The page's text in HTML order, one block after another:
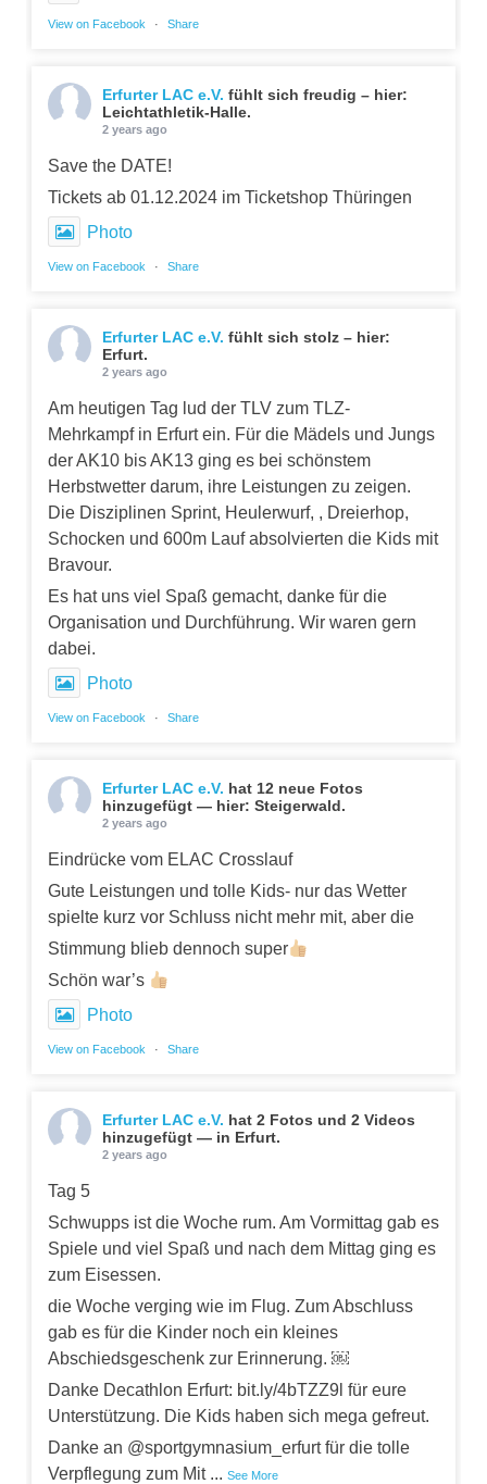
View on Facebook · Share
Erfurter LAC e.V. fühlt sich freudig – hier:
Leichtathletik-Halle.
2 years ago
Save the DATE!
Tickets ab 01.12.2024 im Ticketshop Thüringen
Photo
View on Facebook · Share
Erfurter LAC e.V. fühlt sich stolz – hier:
Erfurt.
2 years ago
Am heutigen Tag lud der TLV zum TLZ-
Mehrkampf in Erfurt ein. Für die Mädels und Jungs
der AK10 bis AK13 ging es bei schönstem
Herbstwetter darum, ihre Leistungen zu zeigen.
Die Disziplinen Sprint, Heulerwurf, , Dreierhop,
Schocken und 600m Lauf absolvierten die Kids mit
Bravour.
Es hat uns viel Spaß gemacht, danke für die
Organisation und Durchführung. Wir waren gern
dabei.
Photo
View on Facebook · Share
Erfurter LAC e.V. hat 12 neue Fotos
hinzugefügt — hier: Steigerwald.
2 years ago
Eindrücke vom ELAC Crosslauf
Gute Leistungen und tolle Kids- nur das Wetter
spielte kurz vor Schluss nicht mehr mit, aber die
Stimmung blieb dennoch super
Schön war’s
Photo
View on Facebook · Share
Erfurter LAC e.V. hat 2 Fotos und 2 Videos
hinzugefügt — in Erfurt.
2 years ago
Tag 5
Schwupps ist die Woche rum. Am Vormittag gab es
Spiele und viel Spaß und nach dem Mittag ging es
zum Eisessen.
die Woche verging wie im Flug. Zum Abschluss
gab es für die Kinder noch ein kleines
Abschiedsgeschenk zur Erinnerung. ￼
Danke Decathlon Erfurt: bit.ly/4bTZZ9l für eure
Unterstützung. Die Kids haben sich mega gefreut.
Danke an @sportgymnasium_erfurt für die tolle
Verpflegung zum Mit ... See More